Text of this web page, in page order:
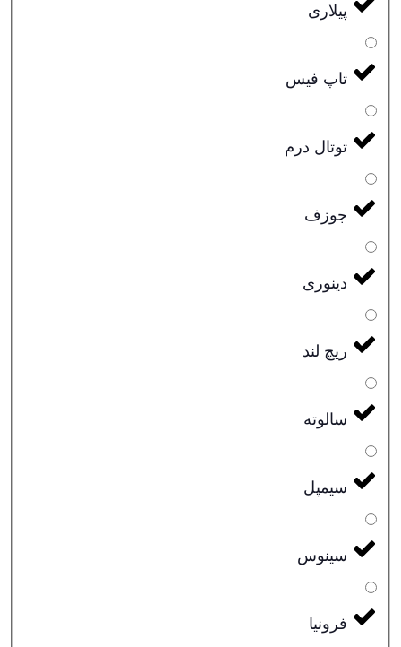
پیلاری
تاپ فیس
توتال درم
جوزف
دینوری
ریچ لند
سالوته
سیمپل
سینوس
فرونیا